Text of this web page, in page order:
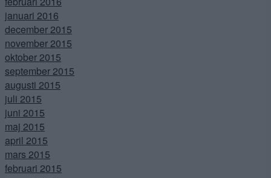
januari 2016
december 2015
november 2015
oktober 2015
september 2015
augusti 2015
juli 2015
juni 2015
maj 2015
april 2015
mars 2015
februari 2015